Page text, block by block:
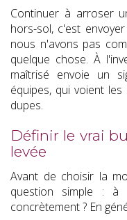
Continuer à arroser
hors-sol, c'est
nous n'avons pas
quelque chose. À
maîtrisé envoie un
équipes, qui voient
dupes.
Définir le vrai
levée
Avant de choisir la
question simple : à
concrètement ? En